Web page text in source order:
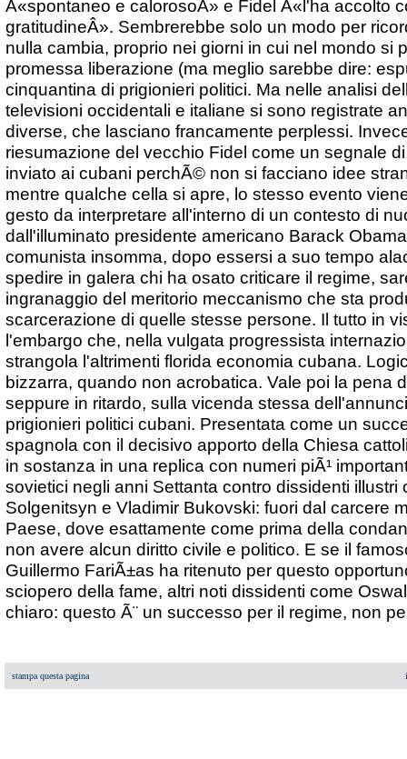
Â«spontaneo e calorosoÂ» e Fidel Â«l'ha accolto
gratitudineÂ». Sembrerebbe solo un modo per
nulla cambia, proprio nei giorni in cui nel mondo si
promessa liberazione (ma meglio sarebbe dire:
cinquantina di prigionieri politici. Ma nelle analisi
televisioni occidentali e italiane si sono registrate
diverse, che lasciano francamente perplessi.
riesumazione del vecchio Fidel come un segnale
inviato ai cubani perchÃ© non si facciano idee
mentre qualche cella si apre, lo stesso evento
gesto da interpretare all'interno di un contesto di
dall'illuminato presidente americano Barack
comunista insomma, dopo essersi a suo tempo
spedire in galera chi ha osato criticare il regime,
ingranaggio del meritorio meccanismo che sta
scarcerazione di quelle stesse persone. Il tutto in
l'embargo che, nella vulgata progressista
strangola l'altrimenti florida economia cubana.
bizzarra, quando non acrobatica. Vale poi la pena
seppure in ritardo, sulla vicenda stessa
prigionieri politici cubani. Presentata come un
spagnola con il decisivo apporto della Chiesa
in sostanza in una replica con numeri piÃ¹
sovietici negli anni Settanta contro dissidenti illustri
Solgenitsyn e Vladimir Bukovski: fuori dal carcere
Paese, dove esattamente come prima della
non avere alcun diritto civile e politico. E se il
Guillermo FariÃ±as ha ritenuto per questo
sciopero della fame, altri noti dissidenti come
chiaro: questo Ã¨ un successo per il regime, non
stampa questa pagina